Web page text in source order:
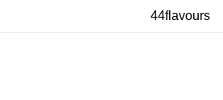
44flavours